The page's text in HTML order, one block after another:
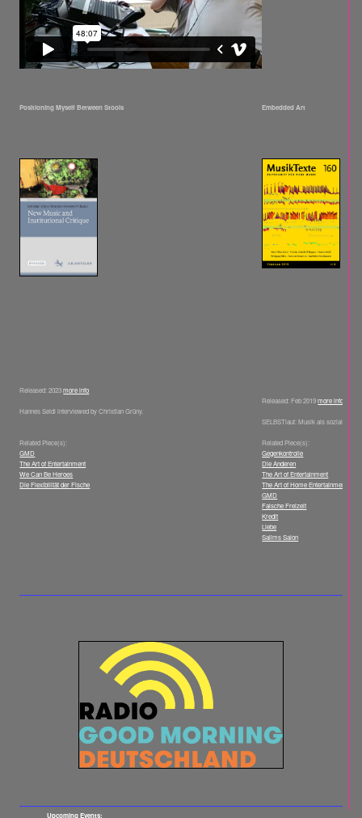
Positioning Myself Between Stools
Released: 2023more info
Hannes Seidl interviewed by Christian Grüny.
Related Piece(s):
GMD
The Art of Entertainment
We Can Be Heroes
Die Flexibilität der Fische
Embedded Art
Released: Feb 2019more info
SELBSTlaut: Musik als soziale
Related Piece(s):
Gegenkontrolle
Die Anderen
The Art of Entertainment
The Art of Home Entertainment
GMD
Falsche Freizeit
Kredit
Liebe
Salims Salon
Upcoming Events: